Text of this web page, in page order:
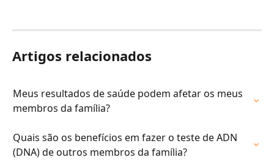
Artigos relacionados
Meus resultados de saúde podem afetar os meus
membros da família?
Quais são os benefícios em fazer o teste de ADN
(DNA) de outros membros da família?